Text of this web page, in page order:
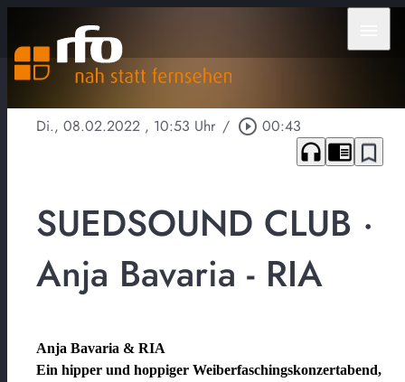
Di., 08.02.2022 , 10:53 Uhr / play_circle_outline 00:43
headphones chrome_reader_mode bookmark_border
SUEDSOUND CLUB ·
Anja Bavaria - RIA
Anja Bavaria & RIA
Ein hipper und hoppiger Weiberfaschingskonzertabend,